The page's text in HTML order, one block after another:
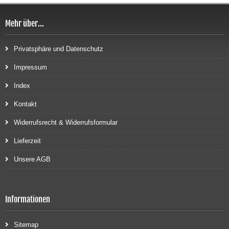
Mehr über...
Privatsphäre und Datenschutz
Impressum
Index
Kontakt
Widerrufsrecht & Widerrufsformular
Lieferzeit
Unsere AGB
Informationen
Sitemap